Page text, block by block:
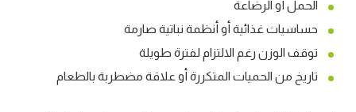
الحمل أو الرضاعة
حساسيات غذائية أو أنظمة نباتية صارمة
توقف الوزن رغم الالتزام لفترة طويلة
تاريخ من الحميات المتكررة أو علاقة مضطربة بالطعام